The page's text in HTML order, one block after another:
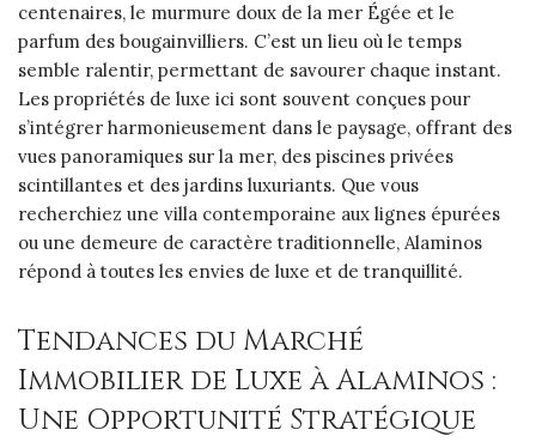
centenaires, le murmure doux de la mer Égée et le
parfum des bougainvilliers. C’est un lieu où le temps
semble ralentir, permettant de savourer chaque instant.
Les propriétés de luxe ici sont souvent conçues pour
s’intégrer harmonieusement dans le paysage, offrant des
vues panoramiques sur la mer, des piscines privées
scintillantes et des jardins luxuriants. Que vous
recherchiez une villa contemporaine aux lignes épurées
ou une demeure de caractère traditionnelle, Alaminos
répond à toutes les envies de luxe et de tranquillité.
Tendances du Marché
Immobilier de Luxe à Alaminos :
Une Opportunité Stratégique